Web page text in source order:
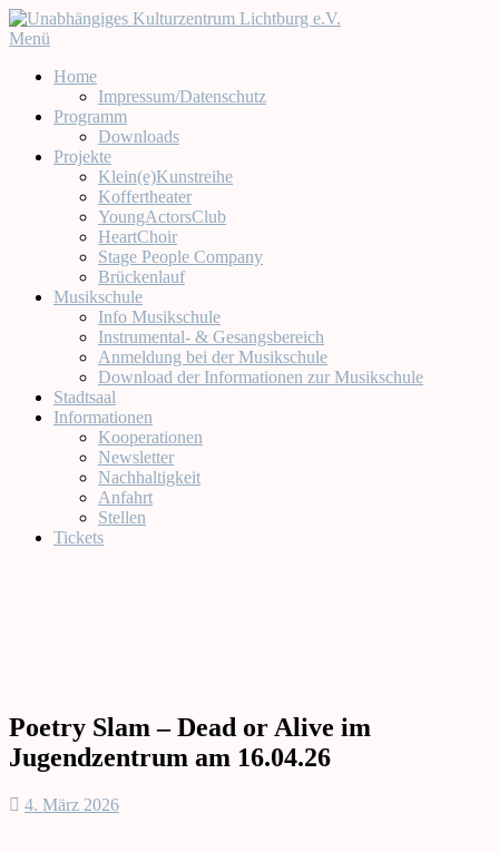
Zum
Inhalt
Menü
Home
Impressum/Datenschutz
Programm
Downloads
Projekte
Klein(e)Kunstreihe
Koffertheater
YoungActorsClub
HeartChoir
Stage People Company
Brückenlauf
Musikschule
Info Musikschule
Instrumental- & Gesangsbereich
Anmeldung bei der Musikschule
Download der Informationen zur Musikschule
Stadtsaal
Informationen
Kooperationen
Newsletter
Nachhaltigkeit
Anfahrt
Stellen
Tickets
Poetry Slam – Dead or Alive im
Jugendzentrum am 16.04.26
4. März 2026